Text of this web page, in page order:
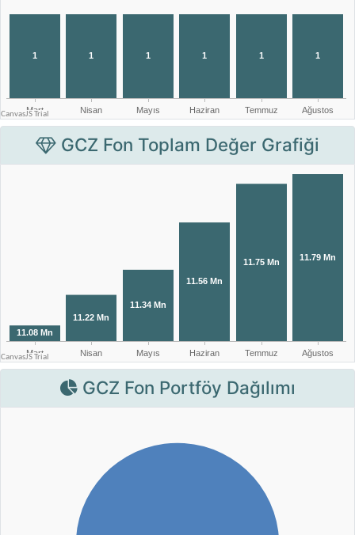
GCZ Fon Toplam Değer Grafiği
GCZ Fon Portföy Dağılımı